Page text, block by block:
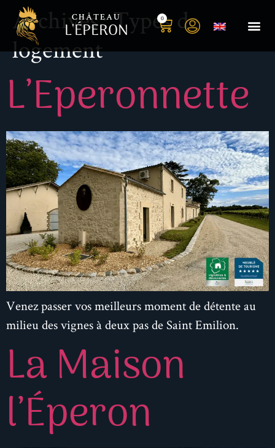
CHÂTEAU
L'ÉPERON
0
Archives :Types de
logement
L’Eperonnette
Venez passer vos meilleurs moment de détente au
milieu des vignes à deux pas de Saint Emilion.
La Maison
l’Éperon